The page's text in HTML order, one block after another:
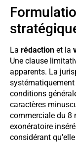
La rédaction et la
Une clause
apparents. La
conditions
caractères
commerciale du 8
exonératoire
considérant